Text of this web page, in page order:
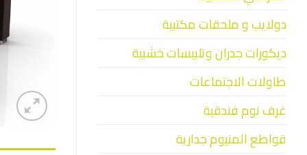
دولايب و ملحقات مكتبية
ديكورات جدران وتلبيسات خشبية
طاولات الاجتماعات
غرف نوم فندقية
قواطع المنيوم جدارية